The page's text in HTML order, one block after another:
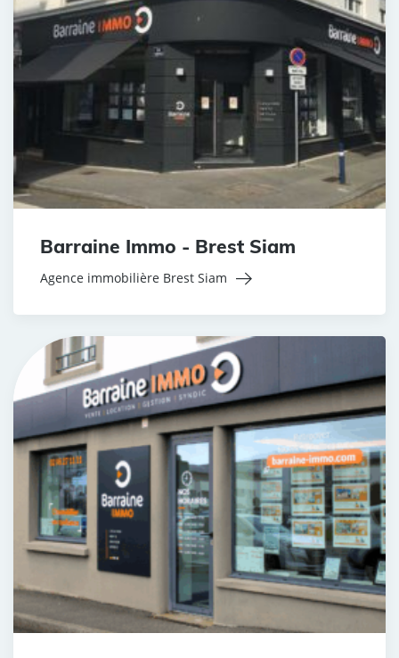
Barraine Immo - Brest Siam
Agence immobilière Brest Siam